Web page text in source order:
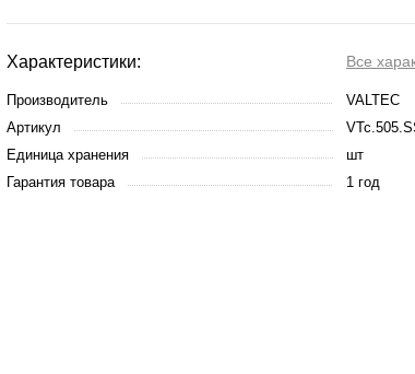
Характеристики: Все
Производитель
VALTEC
Артикул
Единица хранения
шт
Гарантия товара
1 год